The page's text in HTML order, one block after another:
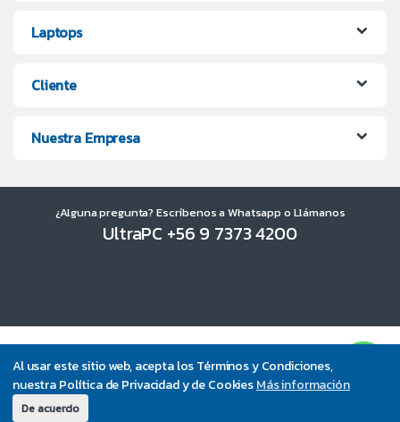
Al usar este sitio web, acepta los Términos y Condiciones,
nuestra Política de Privacidad y de CookiesMás información
De acuerdo
Laptops
Cliente
Nuestra Empresa
¿Alguna pregunta? Escríbenos a Whatsapp o Llámanos
UltraPC +56 9 7373 4200